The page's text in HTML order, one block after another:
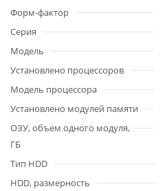
Форм-фактор
Серия
Модель
Установлено процессоров
Модель процессора
Установлено модулей памяти
ОЗУ, объем одного модуля,
ГБ
Тип HDD
HDD, размерность